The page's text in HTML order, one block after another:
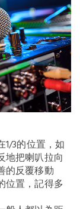
3的位置，如
地把喇叭拉向
的反覆移動
位置，記得多